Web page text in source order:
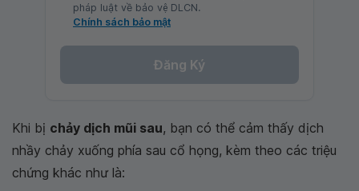
pháp luật về bảo vệ DLCN.
Chính sách bảo mật
Đăng Ký
Khi bị chảy dịch mũi sau, bạn có thể cảm thấy dịch
nhầy chảy xuống phía sau cổ họng, kèm theo các triệu
chứng khác như là: